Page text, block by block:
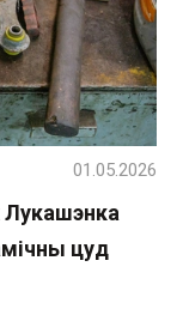
Лукашэнка
цуд
01.05.2026